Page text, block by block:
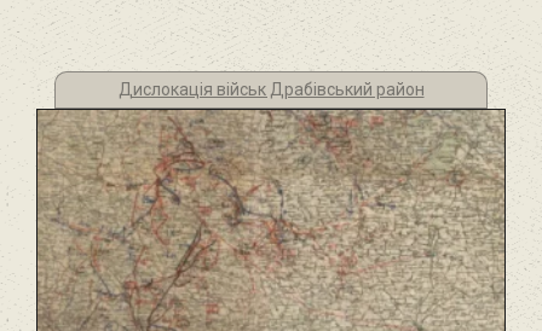
Дислокація військ Драбівський район